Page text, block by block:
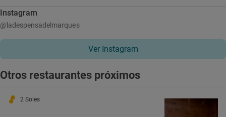
Instagram
@ladespensadelmarques
Ver Instagram
Otros restaurantes próximos
2 Soles